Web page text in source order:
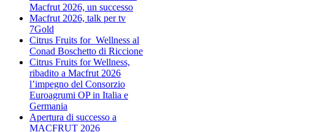
Macfrut 2026, un successo
Macfrut 2026, talk per tv
7Gold
Citrus Fruits for Wellness al
Conad Boschetto di Riccione
Citrus Fruits for Wellness,
ribadito a Macfrut 2026
l’impegno del Consorzio
Euroagrumi OP in Italia e
Germania
Apertura di successo a
MACFRUT 2026